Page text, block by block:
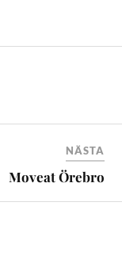
NÄSTA
Moveat Örebro